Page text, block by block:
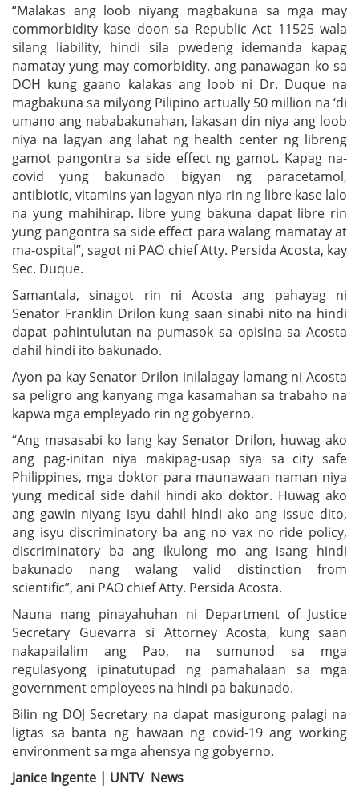
“Malakas ang loob niyang magbakuna sa mga may
commorbidity kase doon sa Republic Act 11525 wala
silang liability, hindi sila pwedeng idemanda kapag
namatay yung may comorbidity. ang panawagan ko sa
DOH kung gaano kalakas ang loob ni Dr. Duque na
magbakuna sa milyong Pilipino actually 50 million na ‘di
umano ang nababakunahan, lakasan din niya ang loob
niya na lagyan ang lahat ng health center ng libreng
gamot pangontra sa side effect ng gamot. Kapag na-
covid yung bakunado bigyan ng paracetamol,
antibiotic, vitamins yan lagyan niya rin ng libre kase lalo
na yung mahihirap. libre yung bakuna dapat libre rin
yung pangontra sa side effect para walang mamatay at
ma-ospital”, sagot ni PAO chief Atty. Persida Acosta, kay
Sec. Duque.
Samantala, sinagot rin ni Acosta ang pahayag ni
Senator Franklin Drilon kung saan sinabi nito na hindi
dapat pahintulutan na pumasok sa opisina sa Acosta
dahil hindi ito bakunado.
Ayon pa kay Senator Drilon inilalagay lamang ni Acosta
sa peligro ang kanyang mga kasamahan sa trabaho na
kapwa mga empleyado rin ng gobyerno.
“Ang masasabi ko lang kay Senator Drilon, huwag ako
ang pag-initan niya makipag-usap siya sa city safe
Philippines, mga doktor para maunawaan naman niya
yung medical side dahil hindi ako doktor. Huwag ako
ang gawin niyang isyu dahil hindi ako ang issue dito,
ang isyu discriminatory ba ang no vax no ride policy,
discriminatory ba ang ikulong mo ang isang hindi
bakunado nang walang valid distinction from
scientific”, ani PAO chief Atty. Persida Acosta.
Nauna nang pinayahuhan ni Department of Justice
Secretary Guevarra si Attorney Acosta, kung saan
nakapailalim ang Pao, na sumunod sa mga
regulasyong ipinatutupad ng pamahalaan sa mga
government employees na hindi pa bakunado.
Bilin ng DOJ Secretary na dapat masigurong palagi na
ligtas sa banta ng hawaan ng covid-19 ang working
environment sa mga ahensya ng gobyerno.
Janice Ingente | UNTV News